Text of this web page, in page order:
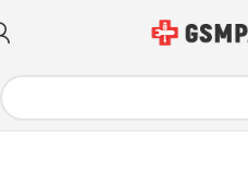
تاچ و ال سی دی آیپد